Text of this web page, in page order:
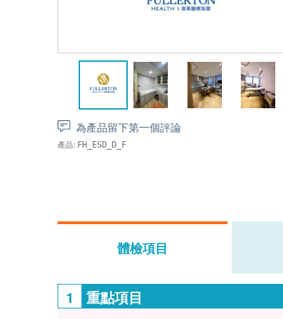
為產品留下第一個評論
產品: FH_ESD_D_F
體檢項目
1 重點項目